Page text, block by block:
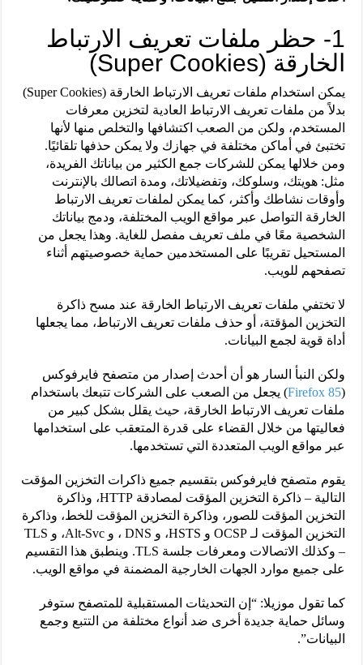
1- حظر ملفات تعريف الارتباط
الخارقة (Super Cookies)
يمكن استخدام ملفات تعريف الارتباط الخارقة (Super Cookies)
بدلاً من ملفات تعريف الارتباط العادية لتخزين معرفات
المستخدم، ولكن من الصعب اكتشافها والتخلص منها لأنها
تختبئ في أماكن مختلفة في جهازك ولا يمكن حذفها تلقائيًا.
ومن خلالها يمكن للشركات جمع الكثير من بياناتك الفريدة،
مثل: هويتك، وسلوكك، وتفضيلاتك، ومدة اتصالك بالإنترنت
وأوقات نشاطك وأكثر، كما يمكن لملفات تعريف الارتباط
الخارقة التواصل عبر مواقع الويب المختلفة، ودمج بياناتك
الشخصية معًا في ملف تعريف مفصل للغاية. وهذا يجعل من
المستحيل تقريبًا على المستخدمين حماية خصوصيتهم أثناء
تصفحهم للويب.
لا تختفي ملفات تعريف الارتباط الخارقة عند مسح ذاكرة
التخزين المؤقتة، أو حذف ملفات تعريف الارتباط، مما يجعلها
أداة قوية لجمع البيانات.
ولكن النبأ السار هو أن أحدث إصدار من متصفح فايرفوكس
(
Firefox 85) يجعل من الصعب على الشركات تتبعك باستخدام
ملفات تعريف الارتباط الخارقة، حيث يقلل بشكل كبير من
فعاليتها من خلال القضاء على قدرة المتعقب على استخدامها
عبر مواقع الويب المتعددة التي تستخدمها.
يقوم متصفح فايرفوكس بتقسيم جميع ذاكرات التخزين المؤقت
التالية – ذاكرة التخزين المؤقت لمصادقة HTTP، وذاكرة
التخزين المؤقت للصور، وذاكرة التخزين المؤقت للخط، وذاكرة
التخزين المؤقت لـ OCSP و HSTS، و DNS ، و Alt-Svc، و TLS
– وكذلك الاتصالات ومعرفات جلسة TLS. وينطبق هذا التقسيم
على جميع موارد الجهات الخارجية المضمنة في مواقع الويب.
كما تقول موزيلا: “إن التحديثات المستقبلية للمتصفح ستوفر
وسائل حماية جديدة أخرى ضد أنواع مختلفة من التتبع وجمع
البيانات”.